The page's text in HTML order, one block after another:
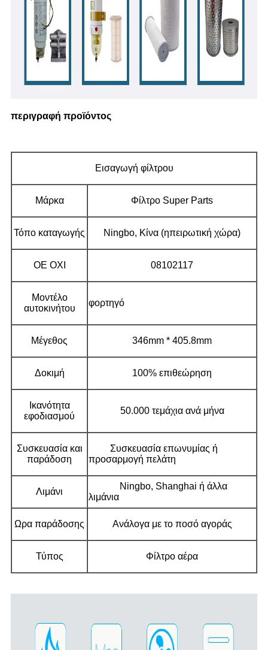
περιγραφή προϊόντος
Εισαγωγή φίλτρου
Μάρκα Φίλτρο Super Parts
Τόπο καταγωγής Ningbo, Κίνα (ηπειρωτική χώρα)
ΟΕ ΟΧΙ 08102117
Μοντέλο
αυτοκινήτου
φορτηγό
Μέγεθος 346mm * 405.8mm
Δοκιμή 100% επιθεώρηση
Ικανότητα
εφοδιασμού
50.000 τεμάχια ανά μήνα
Συσκευασία και
παράδοση
Συσκευασία επωνυμίας ή
προσαρμογή πελάτη
Λιμάνι
Ningbo, Shanghai ή άλλα
λιμάνια
Ωρα παράδοσης Ανάλογα με το ποσό αγοράς
Τύπος Φίλτρο αέρα